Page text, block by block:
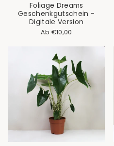
Foliage Dreams
Geschenkgutschein -
Digitale Version
Ab €10,00